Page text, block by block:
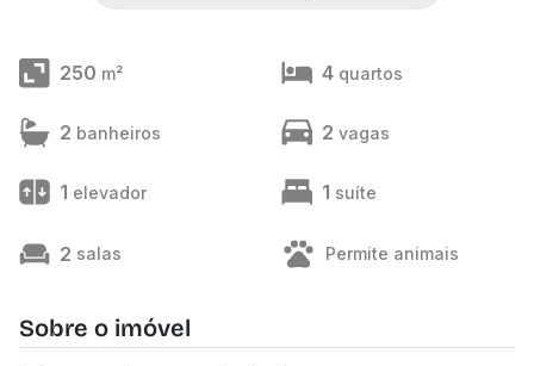
250 m² 4 quartos
2 banheiros 2 vagas
1 elevador 1 suíte
2 salas Permite animais
Sobre o imóvel